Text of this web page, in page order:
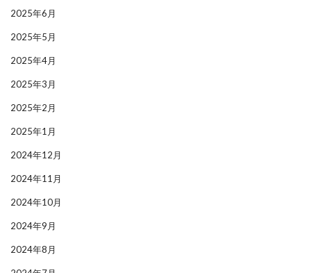
2025年6月
2025年5月
2025年4月
2025年3月
2025年2月
2025年1月
2024年12月
2024年11月
2024年10月
2024年9月
2024年8月